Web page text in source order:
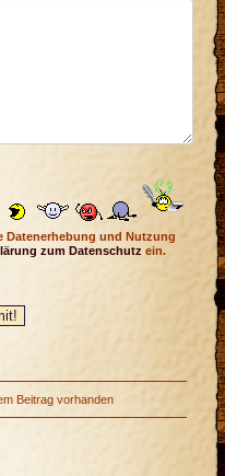
und Nutzung
zum Datenschutz ein.
Beitrag vorhanden